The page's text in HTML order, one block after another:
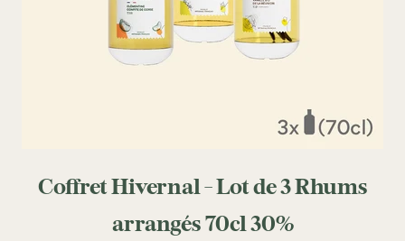
Coffret Hivernal - Lot de 3 Rhums
arrangés 70cl 30%